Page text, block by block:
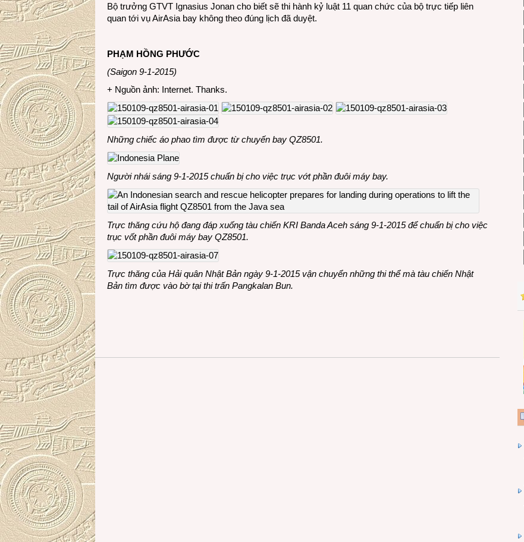
Bộ trưởng GTVT Ignasius Jonan cho biết sẽ thi hành kỷ luật 11 quan chức của bộ trực tiếp liên
quan tới vụ AirAsia bay không theo đúng lịch đã duyệt.
PHẠM HỒNG PHƯỚC
(Saigon 9-1-2015)
+ Nguồn ảnh: Internet. Thanks.
Những chiếc áo phao tìm được từ chuyến bay QZ8501.
Người nhái sáng 9-1-2015 chuẩn bị cho việc trục vớt phần đuôi máy bay.
Trực thăng cứu hộ đang đáp xuống tàu chiến KRI Banda Aceh sáng 9-1-2015 để chuẩn bị cho việc
trục vốt phần đuôi máy bay QZ8501.
Trực thăng của Hải quân Nhật Bản ngày 9-1-2015 vận chuyển những thi thể mà tàu chiến Nhật
Bản tìm được vào bờ tại thi trấn Pangkalan Bun.